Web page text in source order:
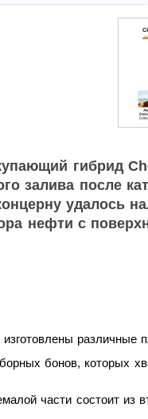
гибрид
залива после
удалось
нефти с
различные
бонов, которых
части состоит из